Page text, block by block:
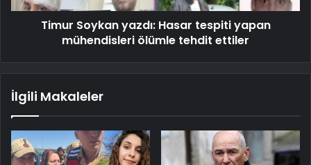
Timur Soykan yazdı: Hasar tespiti yapan
mühendisleri ölümle tehdit ettiler
İlgili Makaleler